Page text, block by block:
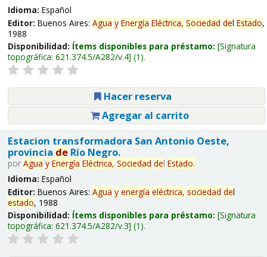
Idioma: Español
Editor: Buenos Aires: Agua y Energía Eléctrica, Sociedad del Estado,
1988
Disponibilidad: Ítems disponibles para préstamo: Signatura
topográfica: 621.374.5/A282/v.4 (1).
Hacer reserva
Agregar al carrito
Estacion transformadora San Antonio Oeste,
provincia deRío Negro.
por Agua y Energía Eléctrica, Sociedad del Estado.
Idioma: Español
Editor: Buenos Aires: Agua y energía eléctrica, sociedad del
estado, 1988
Disponibilidad: Ítems disponibles para préstamo: Signatura
topográfica: 621.374.5/A282/v.3 (1).